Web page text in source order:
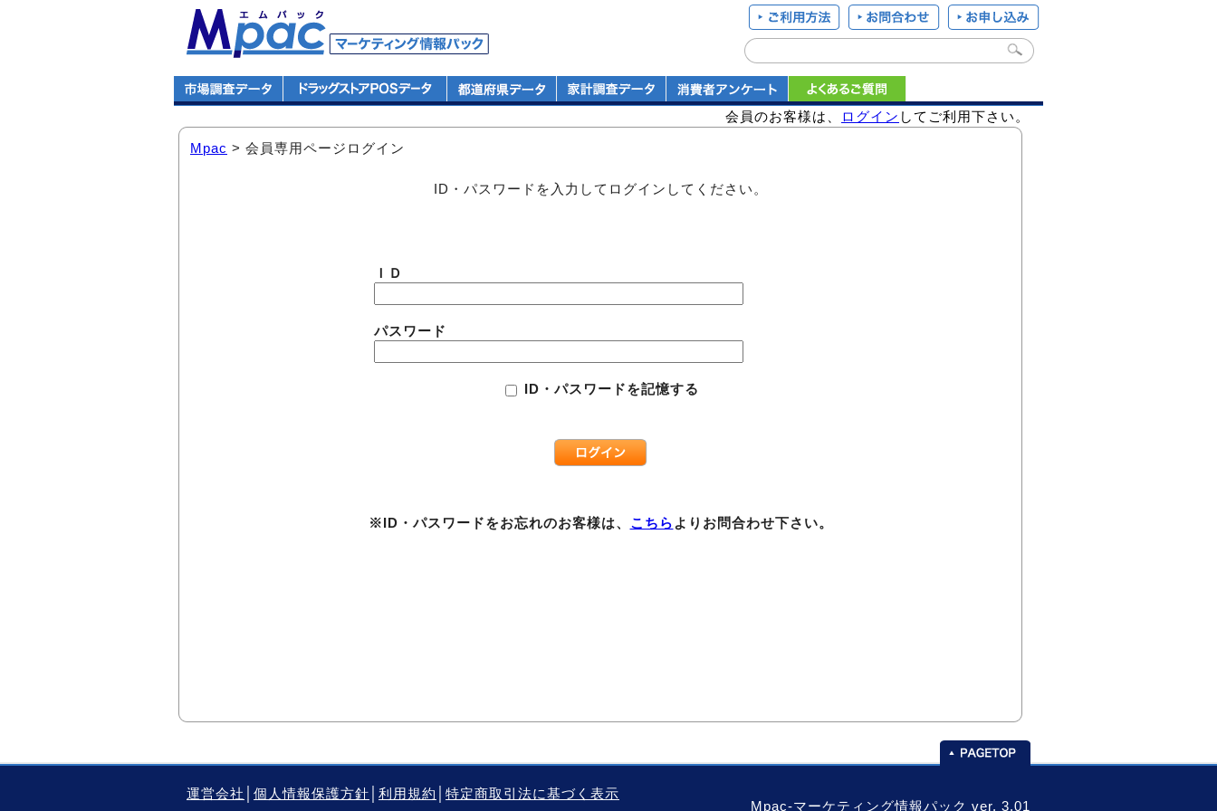
会員のお客様は、 ログイン してご利用下さい。
Mpac > 会員専用ページログイン
ID・パスワードを入力してログインしてください。
ＩＤ
パスワード
ID・パスワードを記憶する
※ID・パスワードをお忘れのお客様は、 こちら よりお問合わせ下さい。
運営会社 個人情報保護方針 利用規約
特定商取引法に基づく表示
Mpac-マーケティング情報パック ver. 3.01